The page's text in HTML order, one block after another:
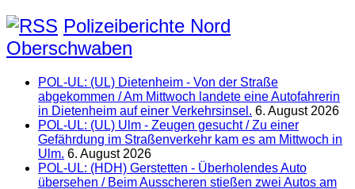
Polizeiberichte Nord
Oberschwaben
POL-UL: (UL) Dietenheim - Von der Straße
abgekommen / Am Mittwoch landete eine Autofahrerin
in Dietenheim auf einer Verkehrsinsel. 6. August 2026
POL-UL: (UL) Ulm - Zeugen gesucht / Zu einer
Gefährdung im Straßenverkehr kam es am Mittwoch in
Ulm. 6. August 2026
POL-UL: (HDH) Gerstetten - Überholendes Auto
übersehen / Beim Ausscheren stießen zwei Autos am